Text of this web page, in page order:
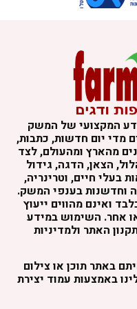
המקצועי של המשק
מדי יום חדשות, כתבות,
מהארץ ומהעולם, לצד
הצאן, הדגה, גידול
בעלי חיים, וטרינריה,
וחדשנות בענפי המשק.
ואינם מהווים ייעוץ
אחר. השימוש במידע
האתר ולמדיניות
באתר תוכן או צילום
באמצעות עמוד יצירת